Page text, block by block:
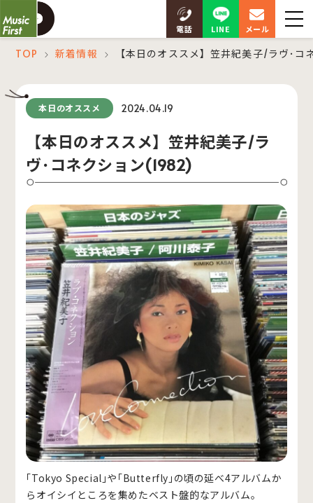
電話 LINE メール
TOP ＞ 新着情報 ＞ 【本日のオススメ】笠井紀美子/ラヴ･コ
本日のオススメ 2024.04.19
【本日のオススメ】笠井紀美子/ラ
ヴ･コネクション(1982)
｢Tokyo Special｣や｢Butterfly｣の頃の延べ4アルバムか
らオイシイところを集めたベスト盤的なアルバム。